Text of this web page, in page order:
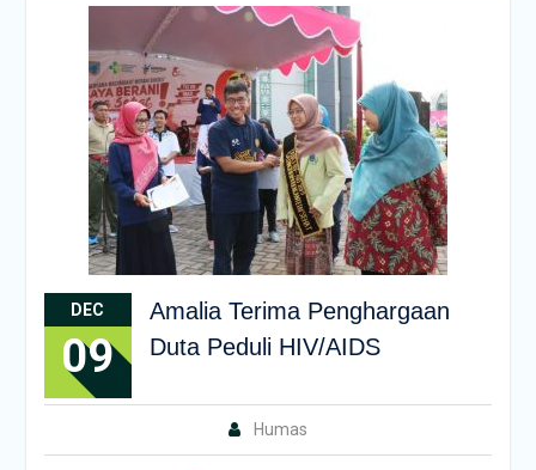
DEC
09
Amalia Terima Penghargaan
Duta Peduli HIV/AIDS
Humas